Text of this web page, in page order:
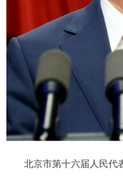
政民互动
12345网上接诉即办
参与调查
走进北京
北京概况 十
北京市第十六届人民代